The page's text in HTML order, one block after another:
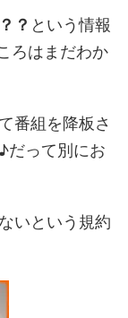
？ という情報
ろはまだわか
番組を降板さ
だって別にお
いという規約